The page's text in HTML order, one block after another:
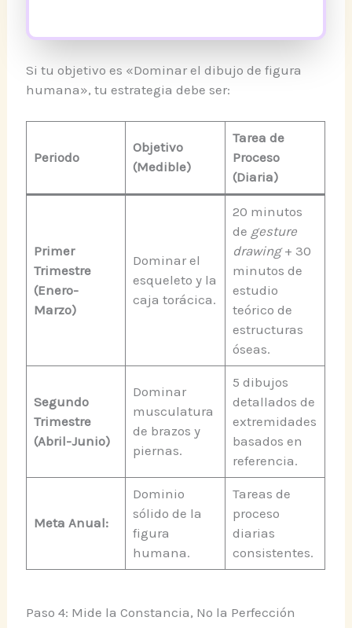
Si tu objetivo es «Dominar el dibujo de figura
humana», tu estrategia debe ser:
Periodo
Objetivo
(Medible)
Tarea de
Proceso
(Diaria)
Primer
Trimestre
(Enero-
Marzo)
Dominar el
esqueleto y la
caja torácica.
20 minutos
de gesture
drawing+ 30
minutos de
estudio
teórico de
estructuras
óseas.
Segundo
Trimestre
(Abril-Junio)
Dominar
musculatura
de brazos y
piernas.
5 dibujos
detallados de
extremidades
basados en
referencia.
Meta Anual:
Dominio
sólido de la
figura
humana.
Tareas de
proceso
diarias
consistentes.
Paso 4: Mide la Constancia, No la Perfección